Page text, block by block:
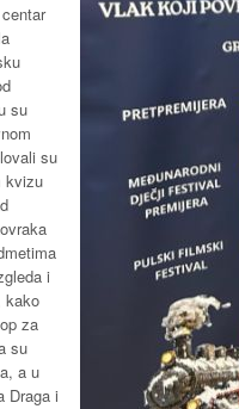
su
su
kvizu
i
kako
za
su
a u
Draga i